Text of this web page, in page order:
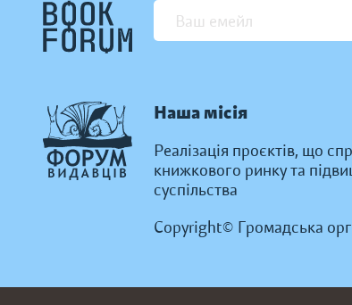
Наша місія
Реалізація проєктів, що
книжкового ринку та
суспільства
Copyright© Громадська